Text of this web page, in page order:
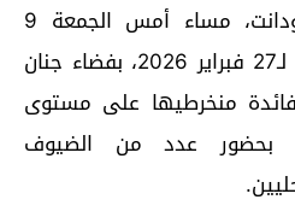
نظمت جمعية بقالة تارودانت، مساء أمس الجمعة 9
رمضان 1447 هـ الموافق لـ27 فبراير 2026، بفضاء جنان
لفائدة منخرطيها على مستوى
بحضور عدد من الضيوف